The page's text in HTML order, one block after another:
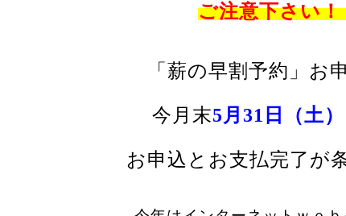
ご注意下さい！
「薪の早割予約」お
今月末5月31日（土）
お申込とお支払完了が